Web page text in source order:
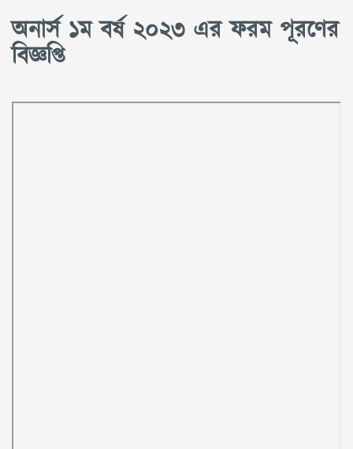
অনার্স ১ম বর্ষ ২০২৩ এর ফরম পূরণের
বিজ্ঞপ্তি